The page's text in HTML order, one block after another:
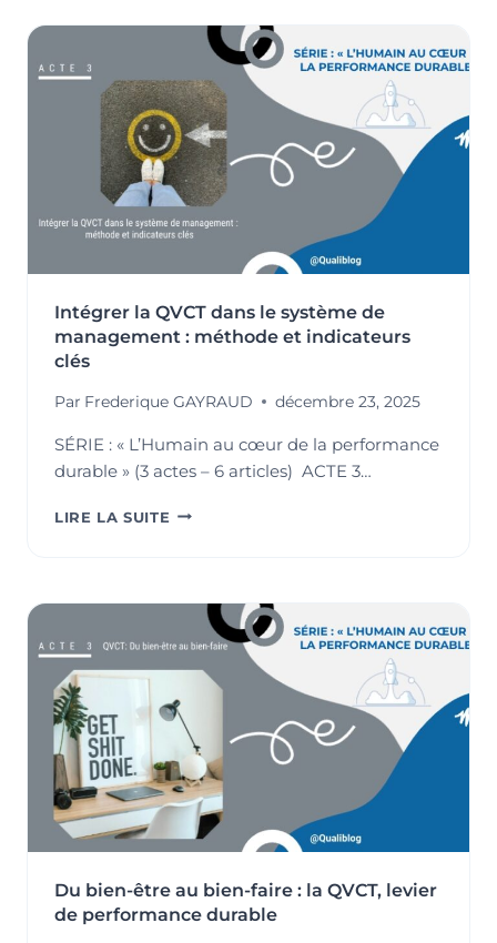
DU
SENS
DÉMARCHES
QSE
ET
RSE
À
L’AUBE
DES
ISO
9001
14001
Intégrer la QVCT dans le système de
management : méthode et indicateurs
clés
Par Frederique GAYRAUD décembre 23, 2025
SÉRIE : « L’Humain au cœur de la performance
durable » (3 actes – 6 articles) ACTE 3…
LIRE LA SUITE INTÉGRER
LE
SYSTÈME
DE
MANAGEMENT
MÉTHODE
ET
INDICATEURS
CLÉS
Du bien-être au bien-faire : la QVCT, levier
de performance durable